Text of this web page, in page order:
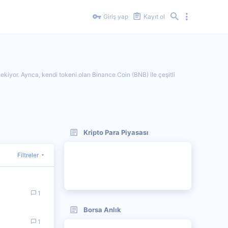
Giriş yap Kayıt ol
Ayrıca, kendi tokeni olan Binance Coin (BNB) ile çeşitli
Filtreler
1
1
Kripto Para Piyasası
Borsa Anlık